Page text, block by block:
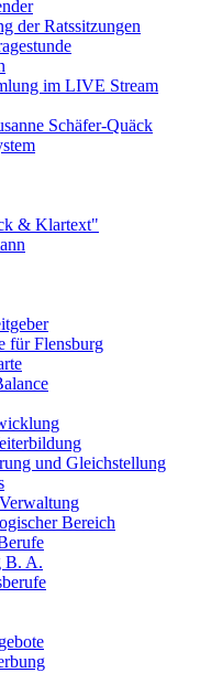
der Ratssitzungen
im LIVE Stream
Schäfer-Quäck
& Klartext"
für Flensburg
und Gleichstellung
Bereich
B. A.